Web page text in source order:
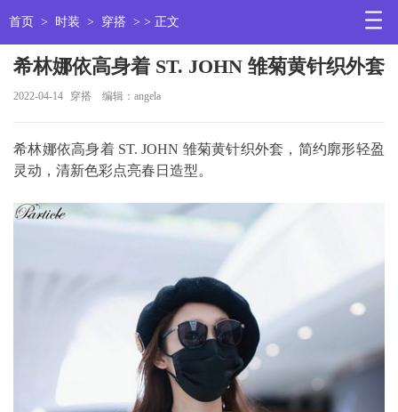
首页 > 时装 > 穿搭 > > 正文
希林娜依高身着 ST. JOHN 雏菊黄针织外套
2022-04-14 穿搭 编辑：angela
希林娜依高身着 ST. JOHN 雏菊黄针织外套，简约廓形轻盈
灵动，清新色彩点亮春日造型。